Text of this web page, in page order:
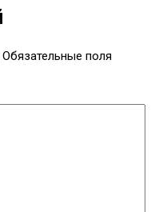
Обязательные поля